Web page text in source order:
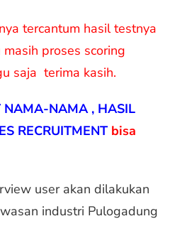
tercantum hasil testnya
proses scoring
saja terima kasih.
NAMA-NAMA , HASIL
RECRUITMENT bisa
user akan dilakukan
industri Pulogadung